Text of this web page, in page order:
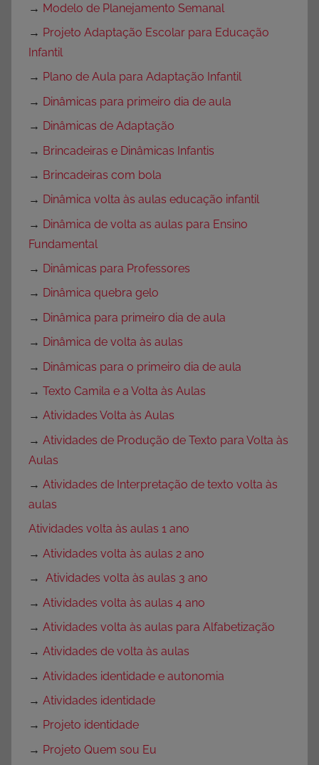
→ Modelo de Planejamento Semanal
→ Projeto Adaptação Escolar para Educação
Infantil
→ Plano de Aula para Adaptação Infantil
→ Dinâmicas para primeiro dia de aula
→ Dinâmicas de Adaptação
→ Brincadeiras e Dinâmicas Infantis
→ Brincadeiras com bola
→ Dinâmica volta às aulas educação infantil
→ Dinâmica de volta as aulas para Ensino
Fundamental
→ Dinâmicas para Professores
→ Dinâmica quebra gelo
→ Dinâmica para primeiro dia de aula
→ Dinâmica de volta às aulas
→ Dinâmicas para o primeiro dia de aula
→ Texto Camila e a Volta às Aulas
→ Atividades Volta às Aulas
→ Atividades de Produção de Texto para Volta às
Aulas
→ Atividades de Interpretação de texto volta às
aulas
Atividades volta às aulas 1 ano
→ Atividades volta às aulas 2 ano
→ Atividades volta às aulas 3 ano
→ Atividades volta às aulas 4 ano
→ Atividades volta às aulas para Alfabetização
→ Atividades de volta às aulas
→ Atividades identidade e autonomia
→ Atividades identidade
→ Projeto identidade
→ Projeto Quem sou Eu